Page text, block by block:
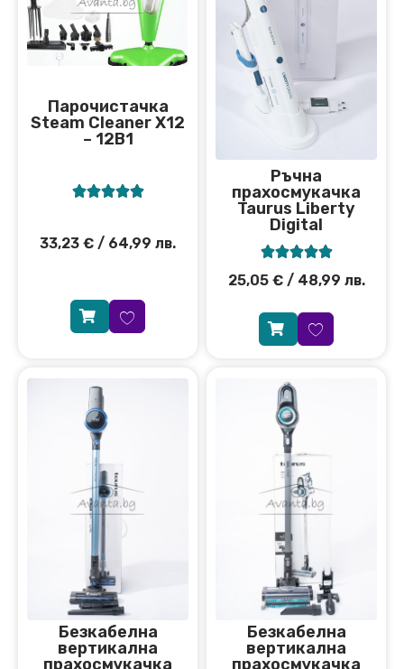
Парочистачка
Steam Cleaner X12
– 12В1

33,23 € / 64,99 лв.
Ръчна
прахосмукачка
Taurus Liberty
Digital

25,05 €/ 48,99 лв.
Безкабелна
вертикална
прахосмукачка
Безкабелна
вертикална
прахосмукачка